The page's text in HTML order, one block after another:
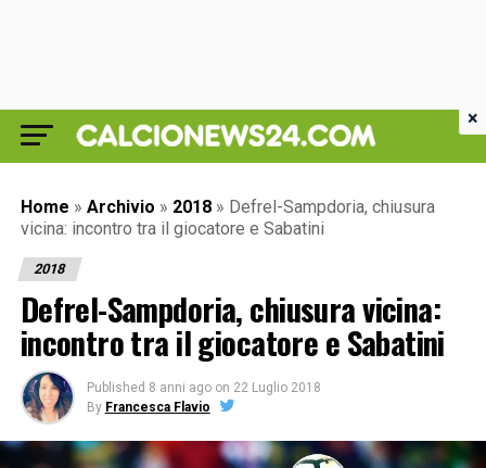
Home » Archivio » 2018 » Defrel-Sampdoria, chiusura
vicina: incontro tra il giocatore e Sabatini
2018
Defrel-Sampdoria, chiusura vicina:
incontro tra il giocatore e Sabatini
Published 8 anni ago on 22 Luglio 2018
By Francesca Flavio
×